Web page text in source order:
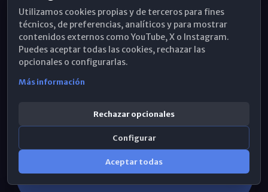
Utilizamos cookies propias y de terceros para fines
técnicos, de preferencias, analíticos y para mostrar
contenidos externos como YouTube, X o Instagram.
Puedes aceptar todas las cookies, rechazar las
opcionales o configurarlas.
Más información
Rechazar opcionales
Configurar
Aceptar todas